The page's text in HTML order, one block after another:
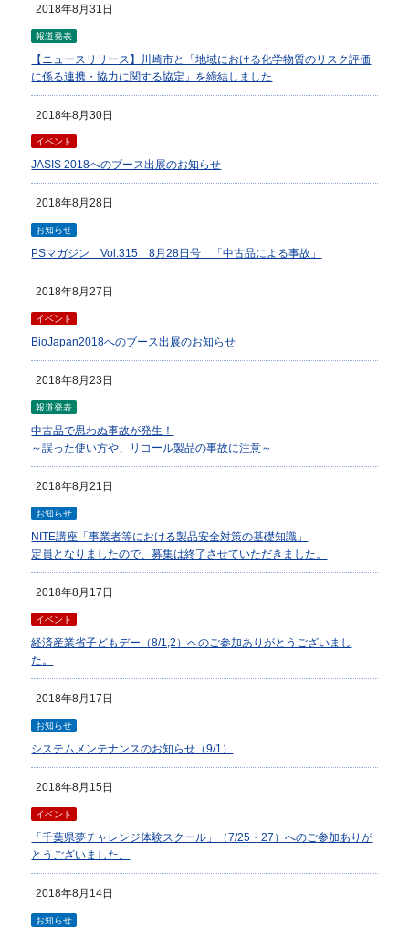
2018年8月31日
報道発表
【ニュースリリース】川崎市と「地域における化学物質のリスク評価
に係る連携・協力に関する協定」を締結しました
2018年8月30日
イベント
JASIS 2018へのブース出展のお知らせ
2018年8月28日
お知らせ
PSマガジン Vol.315 8月28日号 「中古品による事故」
2018年8月27日
イベント
BioJapan2018へのブース出展のお知らせ
2018年8月23日
報道発表
中古品で思わぬ事故が発生！
～誤った使い方や、リコール製品の事故に注意～
2018年8月21日
お知らせ
NITE講座「事業者等における製品安全対策の基礎知識」
定員となりましたので、募集は終了させていただきました。
2018年8月17日
イベント
経済産業省子どもデー（8/1,2）へのご参加ありがとうございまし
た。
2018年8月17日
お知らせ
システムメンテナンスのお知らせ（9/1）
2018年8月15日
イベント
「千葉県夢チャレンジ体験スクール」（7/25・27）へのご参加ありが
とうございました。
2018年8月14日
お知らせ